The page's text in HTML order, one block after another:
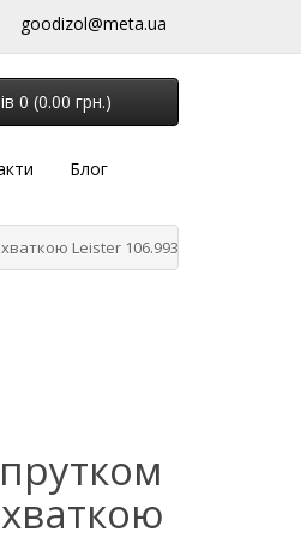
goodizol@meta.ua
0 (0.00 грн.)
Блог
Leister 106.993